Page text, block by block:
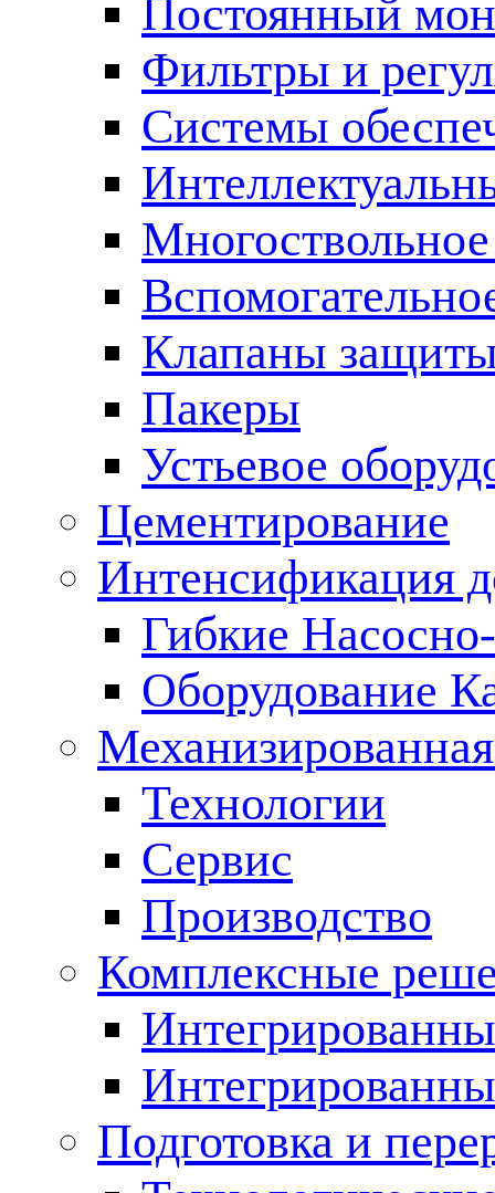
Постоянный
Фильтры и
Cистемы
Клапаны
Пакеры
Устьевое
Цементирование
Интенсификация
Гибкие
Оборудование
Технологии
Сервис
Производство
Комплексные
Подготовка и